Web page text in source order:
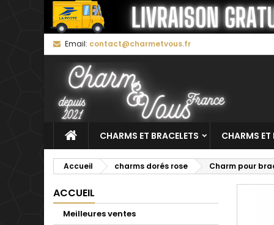
Email: contact@charmetvous.fr
CHARMS ET BRACELETS CHARMS ET
Accueil charms dorés rose Charm pour
ACCUEIL
Meilleures ventes